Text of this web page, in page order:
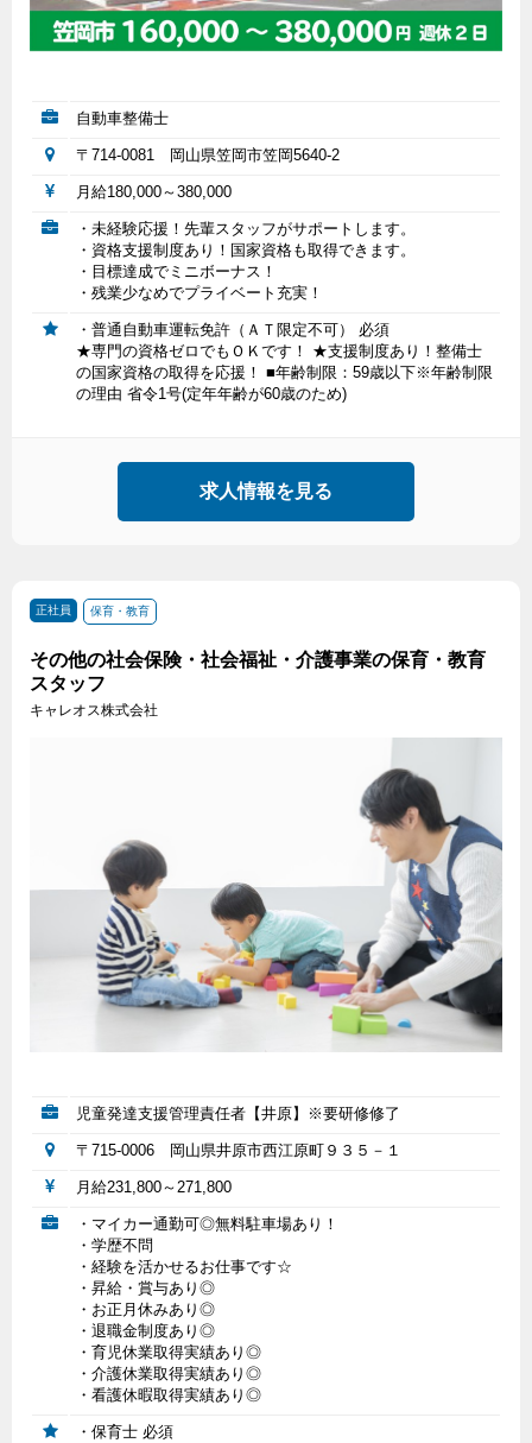
自動車整備士
〒714-0081 岡山県笠岡市笠岡5640-2
月給180,000～380,000
・未経験応援！先輩スタッフがサポートします。
・資格支援制度あり！国家資格も取得できます。
・目標達成でミニボーナス！
・残業少なめでプライベート充実！
・普通自動車運転免許（ＡＴ限定不可） 必須
★専門の資格ゼロでもＯＫです！ ★支援制度あり！整備士
の国家資格の取得を応援！ ■年齢制限：59歳以下※年齢制限
の理由 省令1号(定年年齢が60歳のため)
求人情報を見る
正社員 保育・教育
その他の社会保険・社会福祉・介護事業の保育・教育
スタッフ
キャレオス株式会社
児童発達支援管理責任者【井原】※要研修修了
〒715-0006 岡山県井原市西江原町９３５－１
月給231,800～271,800
・マイカー通勤可◎無料駐車場あり！
・学歴不問
・経験を活かせるお仕事です☆
・昇給・賞与あり◎
・お正月休みあり◎
・退職金制度あり◎
・育児休業取得実績あり◎
・介護休業取得実績あり◎
・看護休暇取得実績あり◎
・保育士 必須